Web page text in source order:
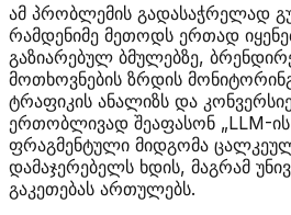
ამ პრობლემის გადასაჭრელად
რამდენიმე მეთოდს ერთად
გაზიარებულ ბმულებზე,
მოთხოვნების ზრდის
ტრაფიკის ანალიზს და
ერთობლივად შეაფასონ „LLM-ის
ფრაგმენტული მიდგომა ცალკეულ
დამაჯერებელს ხდის, მაგრამ
გაკეთებას ართულებს.